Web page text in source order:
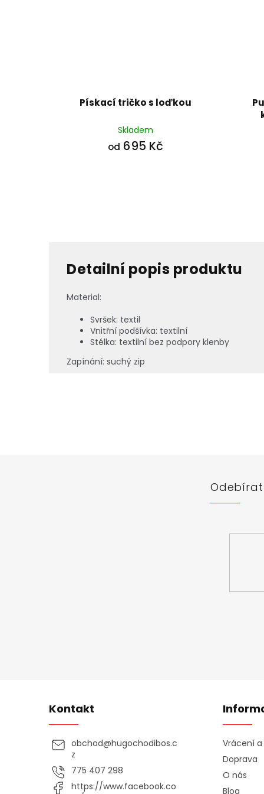
Pískací tričko s loďkou
Skladem
od 695 Kč
Detailní popis produktu
Material:
Svršek: textil
Vnitřní podšívka: textilní
Stélka: textilní bez podpory klenby
Zapínání: suchý zip
Kontakt
obchod@hugochodibos.c
z
775 407 298
https://www.facebook.co
Vrácení
Doprava
O nás
Blog